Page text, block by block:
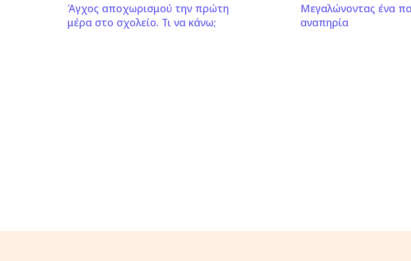
Άγχος αποχωρισμού την πρώτη
μέρα στο σχολείο. Τι να κάνω;
Μεγαλώνοντας ένα
αναπηρία